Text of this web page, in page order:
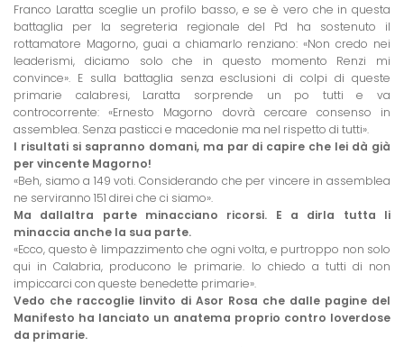
Franco Laratta sceglie un profilo basso, e se è vero che in questa
battaglia per la segreteria regionale del Pd ha sostenuto il
rottamatore Magorno, guai a chiamarlo renziano: «Non credo nei
leaderismi, diciamo solo che in questo momento Renzi mi
convince». E sulla battaglia senza esclusioni di colpi di queste
primarie calabresi, Laratta sorprende un po tutti e va
controcorrente: «Ernesto Magorno dovrà cercare consenso in
assemblea. Senza pasticci e macedonie ma nel rispetto di tutti».
I risultati si sapranno domani, ma par di capire che lei dà già
per vincente Magorno!
«Beh, siamo a 149 voti. Considerando che per vincere in assemblea
ne serviranno 151 direi che ci siamo».
Ma dallaltra parte minacciano ricorsi. E a dirla tutta li
minaccia anche la sua parte.
«Ecco, questo è limpazzimento che ogni volta, e purtroppo non solo
qui in Calabria, producono le primarie. Io chiedo a tutti di non
impiccarci con queste benedette primarie».
Vedo che raccoglie linvito di Asor Rosa che dalle pagine del
Manifesto ha lanciato un anatema proprio contro loverdose
da primarie.